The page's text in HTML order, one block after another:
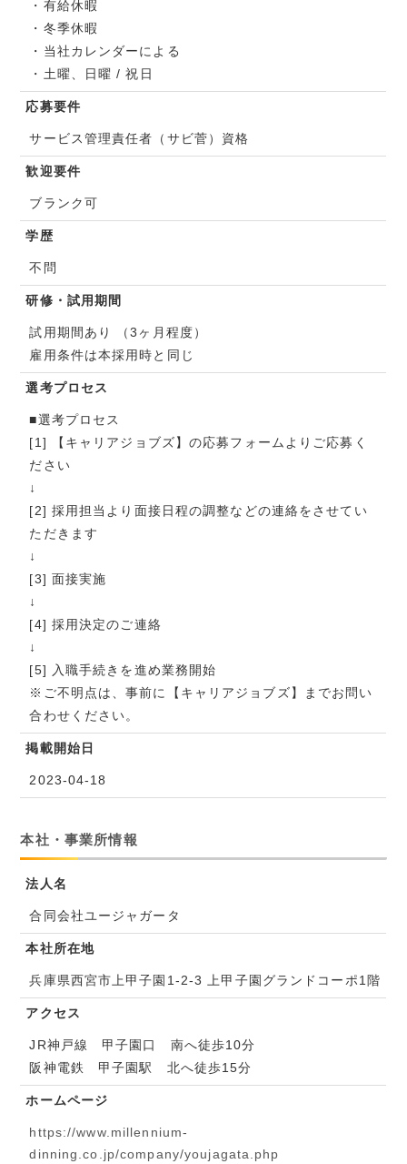
・有給休暇
・冬季休暇
・当社カレンダーによる
・土曜、日曜 / 祝日
応募要件
サービス管理責任者（サビ菅）資格
歓迎要件
ブランク可
学歴
不問
研修・試用期間
試用期間あり （3ヶ月程度）
雇用条件は本採用時と同じ
選考プロセス
■選考プロセス
[1] 【キャリアジョブズ】の応募フォームよりご応募く
ださい
↓
[2] 採用担当より面接日程の調整などの連絡をさせてい
ただきます
↓
[3] 面接実施
↓
[4] 採用決定のご連絡
↓
[5] 入職手続きを進め業務開始
※ご不明点は、事前に【キャリアジョブズ】までお問い
合わせください。
掲載開始日
2023-04-18
本社・事業所情報
法人名
合同会社ユージャガータ
本社所在地
兵庫県西宮市上甲子園1-2-3 上甲子園グランドコーポ1階
アクセス
JR神戸線 甲子園口 南へ徒歩10分
阪神電鉄 甲子園駅 北へ徒歩15分
ホームページ
https://www.millennium-
dinning.co.jp/company/youjagata.php